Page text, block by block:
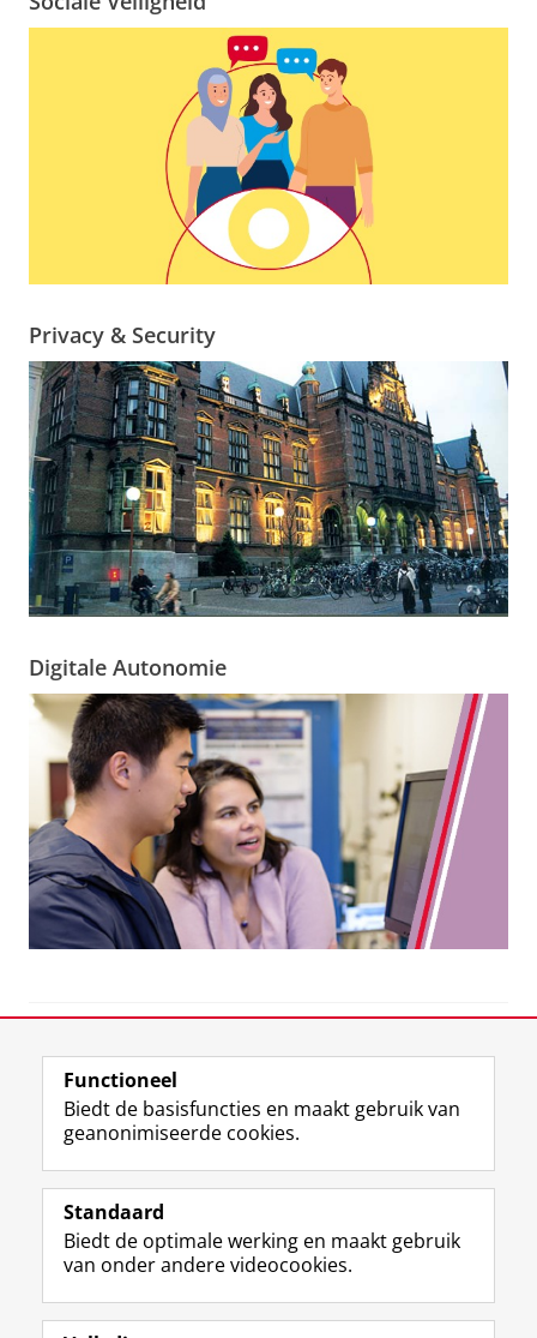
Privacy & Security
Digitale Autonomie
View this page in:English
Volg de RUG
F
a
e
b
o
L
i
k
e
I
R
S
-
f
e
I
n
t
r
Y
o
T
e
Studiekiezers
Functioneel
Biedt de basisfuncties en maakt gebruik van
geanonimiseerde cookies.
Standaard
Biedt de optimale werking en maakt gebruik
van onder andere videocookies.